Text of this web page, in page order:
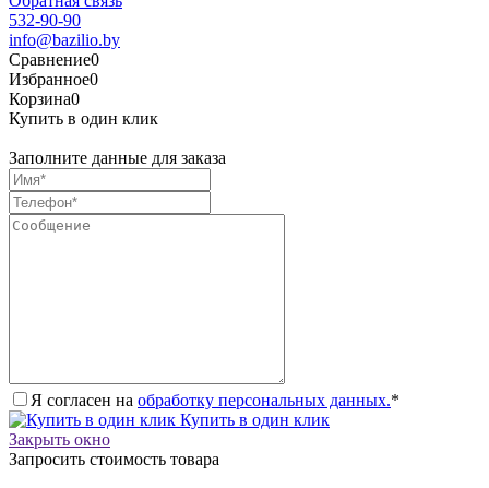
532-90-90
info@bazilio.by
Сравнение0
Избранное0
Корзина0
Купить в один клик
Заполните данные для заказа
Я согласен на обработку персональных данных.*
Купить в один клик
Закрыть окно
Запросить стоимость товара